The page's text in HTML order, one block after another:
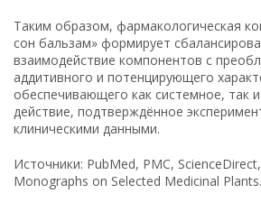
Таким образом, фармакологическая
сон бальзам» формирует
взаимодействие компонентов с
аддитивного и потенцирующего
обеспечивающего как системное, так
действие, подтверждённое
клиническими данными.
Источники: PubMed, PMC,
Monographs on Selected Medicinal Plants.